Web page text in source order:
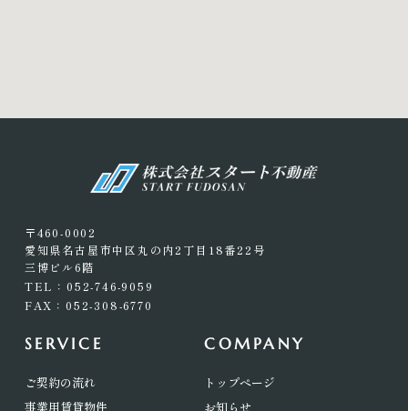
〒460-0002
愛知県名古屋市中区丸の内2丁目18番22号
三博ビル6階
TEL：052-746-9059
FAX：052-308-6770
SERVICE
ご契約の流れ
事業用賃貸物件
COMPANY
トップページ
お知らせ